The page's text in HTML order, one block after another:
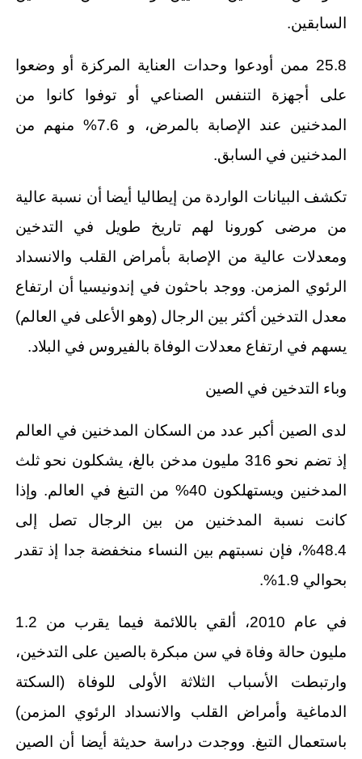
السابقين.
25.8 ممن أودعوا وحدات العناية المركزة أو وضعوا
على أجهزة التنفس الصناعي أو توفوا كانوا من
المدخنين عند الإصابة بالمرض، و 7.6% منهم من
المدخنين في السابق.
تكشف البيانات الواردة من إيطاليا أيضا أن نسبة عالية
من مرضى كورونا لهم تاريخ طويل في التدخين
ومعدلات عالية من الإصابة بأمراض القلب والانسداد
الرئوي المزمن. ووجد باحثون في إندونيسيا أن ارتفاع
معدل التدخين أكثر بين الرجال (وهو الأعلى في العالم)
يسهم في ارتفاع معدلات الوفاة بالفيروس في البلاد.
وباء التدخين في الصين
لدى الصين أكبر عدد من السكان المدخنين في العالم
إذ تضم نحو 316 مليون مدخن بالغ، يشكلون نحو ثلث
المدخنين ويستهلكون 40% من التبغ في العالم. وإذا
كانت نسبة المدخنين من بين الرجال تصل إلى
48.4%، فإن نسبتهم بين النساء منخفضة جدا إذ تقدر
بحوالي 1.9%.
في عام 2010، ألقي باللائمة فيما يقرب من 1.2
مليون حالة وفاة في سن مبكرة بالصين على التدخين،
وارتبطت الأسباب الثلاثة الأولى للوفاة (السكتة
الدماغية وأمراض القلب والانسداد الرئوي المزمن)
باستعمال التبغ. ووجدت دراسة حديثة أيضا أن الصين